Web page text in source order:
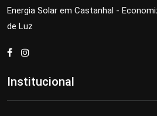
Energia Solar em Castanhal -
de Luz
Institucional